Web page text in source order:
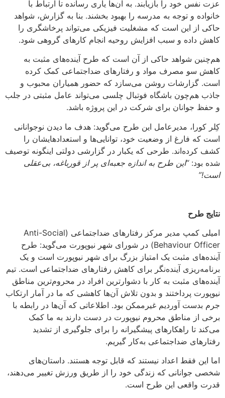
عزت نفس خود را بازیابند. به آن‌ها یاری رسانده تا ارتباط با
خانواده و توجه به مدرسه را بهبود بخشند. بنا به گزارش، شواهد
حاکی از این است که مشغلیت فیزیکی می‌تواند پرخاشگری را
کاهش داده و سبب افزایش روحیه انجام کارهای گروهی شود.
هم‌چنین شواهد حاکی از آن است که طرح آینده‌های مثبت به
کاهش سو مصرف مواد و رفتارهای ضداجتماعی کمک کرده
است. گزارشات روشن می‌سازد که حضور همیاران محبوب و
جاذب هم‌چون باشگاه فوتبال چلسی می‌تواند عامل مثبتی در جلب
و حفظ جوانان برای شرکت در این پروژه باشد.
کِلر کورا، مدیرعامل این طرح می‌گوید: هدف ما دیدن نوجوانانی
است که فارغ از وضعیت خود، توانایی‌ها و استعدادهایشان را
کشف کرده‌اند. طرحی که یکبار در گزارشی دولتی اینگونه توصیف
شده بود:“این طرح به اندازه جعبه‌ای پر از قورباغه، بی‌عقلی‌
است!”
نتایج طرح
امیلی کمپ مدیر مرکز رفتارهای ضداجتماعی (Anti-Social
Behaviour Officer) در شورای شهر نیوپورت می‌گوید: طرح
آینده‌های مثبت یک امتیاز بزرگ برای شهر نیوپورت است و یک
برنامه‌ریزی آینده‌نگر برای کاهش رفتارهای ضداجتماعی است. تیم
آینده‌های مثبت به کار با دشوارترین افراد در محروم‌ترین مناطق
نیوپورت پرداختند و بدون تلاش آن‌ها کاهشی که ما در آمار ارتکاب
جرم بدست ‌آوردیم غیرممکن بود. اطلاعاتی که آن‌ها در رابطه با
برخی از مناطق محروم نیوپورت در دست دارند به ما کمک
می‌کند تا راهکارهای پیشگیرانه را برای جلوگیری از تشدید
رفتار‌های ضداجتماعی به‌کار گیریم.
اما این فقط اعداد نیستند که قابل توجه هستند. داستان‌های
شخصی جوانانی که زندگی خود را از طریق ورزش تغییر می‌دهند،
قدرت واقعی این طرح است.